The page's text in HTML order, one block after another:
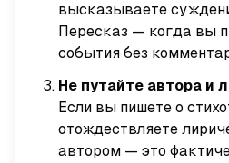
высказываете
Пересказ — когда вы
события без
Не путайте автора и
Если вы пишете о
отождествляете
автором — это